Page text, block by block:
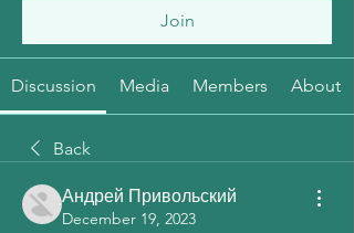
Join
Discussion Media Members About
Back
Андрей Привольский
December 19, 2023